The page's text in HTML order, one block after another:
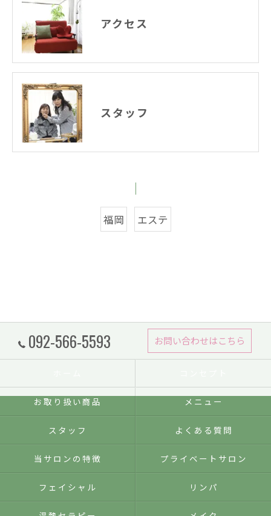
アクセス
スタッフ
福岡 エステ
092-566-5593 お問い合わせはこちら
お取り扱い商品 メニュー
スタッフ よくある質問
当サロンの特徴 プライベートサロン
フェイシャル リンパ